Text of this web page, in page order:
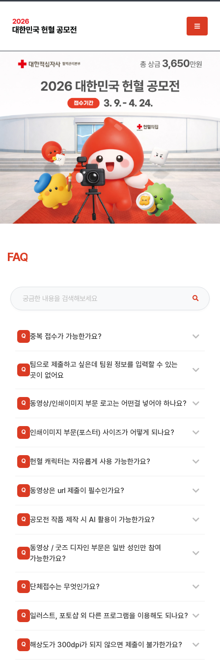
FAQ
Q 중복 접수가 가능한가요?
Q
팀으로 제출하고 싶은데 팀원 정보를 입력할 수 있는
곳이 없어요
Q 동영상/인쇄이미지 부문 로고는 어떤걸 넣어야 하나요?
Q 인쇄이미지 부문(포스터) 사이즈가 어떻게 되나요?
Q 헌혈 캐릭터는 자유롭게 사용 가능한가요?
Q 동영상은 url 제출이 필수인가요?
Q 공모전 작품 제작 시 AI 활용이 가능한가요?
Q
동영상 / 굿즈 디자인 부문은 일반 성인만 참여
가능한가요?
Q 단체접수는 무엇인가요?
Q 일러스트, 포토샵 외 다른 프로그램을 이용해도 되나요?
Q 해상도가 300dpi가 되지 않으면 제출이 불가한가요?